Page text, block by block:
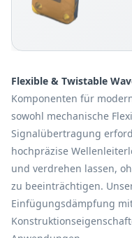
Flexible & Twistable
Komponenten für
sowohl mechanische
Signalübertragung
hochpräzise
und verdrehen lassen,
zu beeinträchtigen.
Einfügungsdämpfung